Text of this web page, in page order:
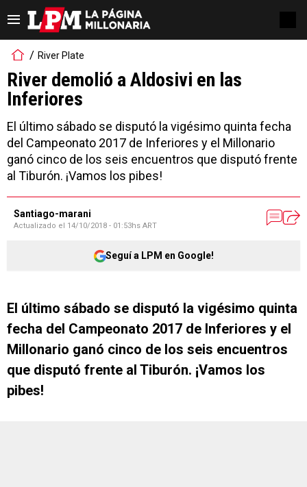
River Plate
River demolió a Aldosivi en las
Inferiores
El último sábado se disputó la vigésimo quinta fecha
del Campeonato 2017 de Inferiores y el Millonario
ganó cinco de los seis encuentros que disputó frente
al Tiburón. ¡Vamos los pibes!
Santiago-marani
Actualizado el 14/10/2018 - 01:53hs ART
Seguí a LPM en Google!
El último sábado se disputó la vigésimo quinta
fecha del Campeonato 2017 de Inferiores y el
Millonario ganó cinco de los seis encuentros
que disputó frente al Tiburón. ¡Vamos los
pibes!